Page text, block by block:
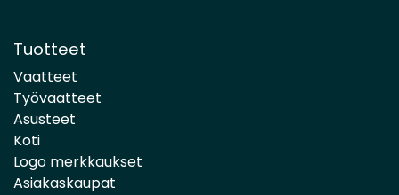
Tuotteet
Vaatteet
Työvaatteet
Asusteet
Koti
Logo merkkaukset
Asiakaskaupat